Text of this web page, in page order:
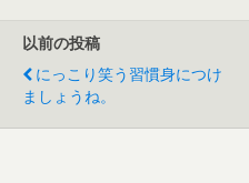
以前の投稿
にっこり笑う習慣身につけ
ましょうね。